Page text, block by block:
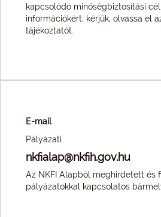
kapcsolódó minőségbiztosítási
információkért, kérjük, olvassa el
tájékoztatót
E-mail
Pályázati
nkfialap@nkfih.gov.hu
Az NKFI Alapból meghirdetett és
pályázatokkal kapcsolatos